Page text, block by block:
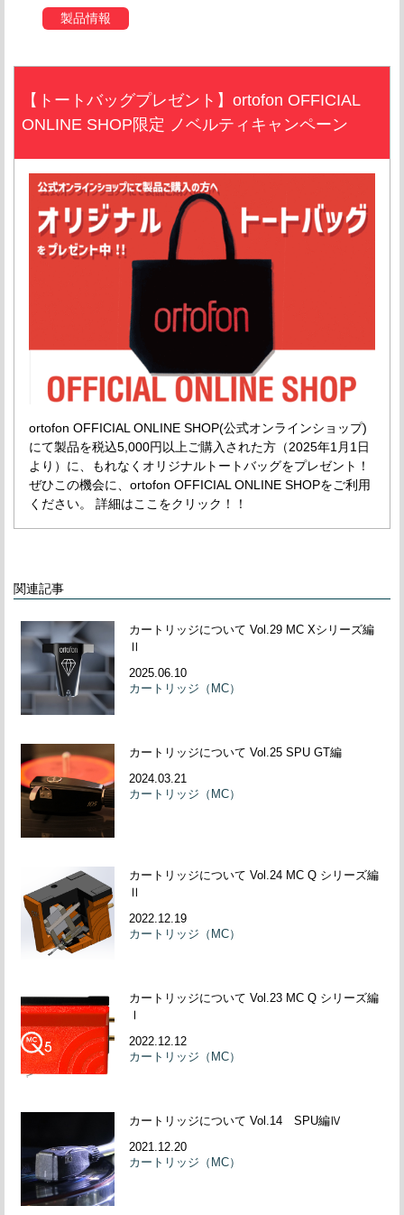
製品情報
【トートバッグプレゼント】ortofon OFFICIAL
ONLINE SHOP限定 ノベルティキャンペーン
ortofon OFFICIAL ONLINE SHOP(公式オンラインショップ)
にて製品を税込5,000円以上ご購入された方（2025年1月1日
より）に、もれなくオリジナルトートバッグをプレゼント！
ぜひこの機会に、ortofon OFFICIAL ONLINE SHOPをご利用
ください。 詳細はここをクリック！！
関連記事
カートリッジについて Vol.29 MC Xシリーズ編
Ⅱ
2025.06.10
カートリッジ（MC）
カートリッジについて Vol.25 SPU GT編
2024.03.21
カートリッジ（MC）
カートリッジについて Vol.24 MC Q シリーズ編
Ⅱ
2022.12.19
カートリッジ（MC）
カートリッジについて Vol.23 MC Q シリーズ編
Ⅰ
2022.12.12
カートリッジ（MC）
カートリッジについて Vol.14 SPU編Ⅳ
2021.12.20
カートリッジ（MC）